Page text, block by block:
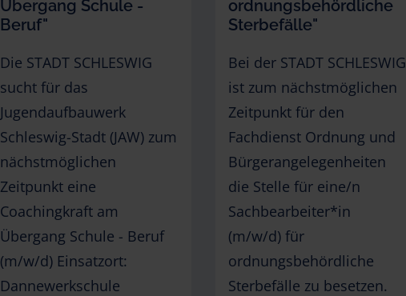
Übergang Schule -
Beruf"
Die STADT SCHLESWIG
sucht für das
Jugendaufbauwerk
Schleswig-Stadt (JAW) zum
nächstmöglichen
Zeitpunkt eine
Coachingkraft am
Übergang Schule - Beruf
(m/w/d) Einsatzort:
Dannewerkschule
ordnungsbehördliche
Sterbefälle"
Bei der STADT SCHLESWIG
ist zum nächstmöglichen
Zeitpunkt für den
Fachdienst Ordnung und
Bürgerangelegenheiten
die Stelle für eine/n
Sachbearbeiter*in
(m/w/d) für
ordnungsbehördliche
Sterbefälle zu besetzen.